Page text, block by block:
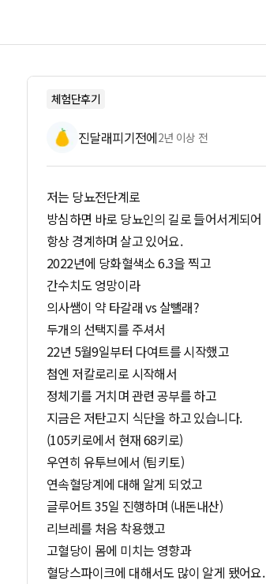
체험단후기
진달래피기전에2년 이상 전
저는 당뇨전단계로
방심하면 바로 당뇨인의 길로 들어서게되어
항상 경계하며 살고 있어요.
2022년에 당화혈색소 6.3을 찍고
간수치도 엉망이라
의사쌤이 약 타갈래 vs 살뺄래?
두개의 선택지를 주셔서
22년 5월9일부터 다여트를 시작했고
첨엔 저칼로리로 시작해서
정체기를 거치며 관련 공부를 하고
지금은 저탄고지 식단을 하고 있습니다.
(105키로에서 현재 68키로)
우연히 유투브에서 (팀키토)
연속혈당계에 대해 알게 되었고
글루어트 35일 진행하며 (내돈내산)
리브레를 처음 착용했고
고혈당이 몸에 미치는 영향과
혈당스파이크에 대해서도 많이 알게 됐어요.